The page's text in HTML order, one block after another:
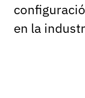
en la